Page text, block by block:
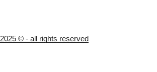
2025 © - all rights reserved